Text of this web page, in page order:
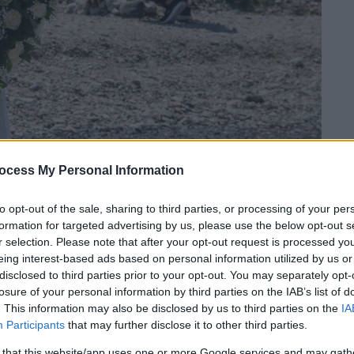
My Personal Information
opt-out of the sale, sharing to third parties, or processing of your
for targeted advertising by us, please use the below opt-out
selection. Please note that after your opt-out request is processed
interest-based ads based on personal information utilized by us
to third parties prior to your opt-out. You may separately
of your personal information by third parties on the IAB’s list of
This information may also be disclosed by us to third parties on the
Participants that may further disclose it to other third parties.
επιτροπής για τη δίκαιη
και σε όποιο επίπεδο και αν
των Τεμπών, η οποία κόστισε τη ζωή σε
κοινοβουλευτικούς φορείς η
(ΠΕΠΕ), η οποία εκπροσωπεί τους